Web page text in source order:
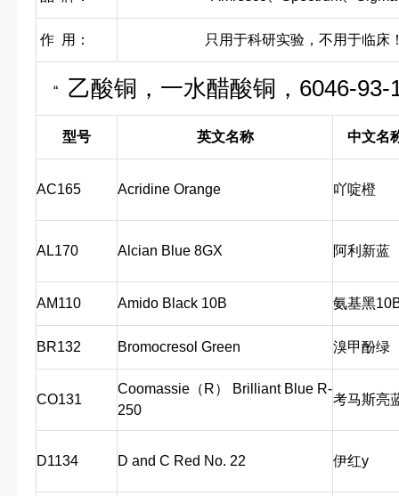
作 用： 只用于科研实验，不用于临床
“ 乙酸铜，一水醋酸铜，6046-93-
型号 英文名称 中文名
AC165 Acridine Orange 吖啶橙
AL170 Alcian Blue 8GX 阿利新蓝
AM110 Amido Black 10B 氨基黑
BR132 Bromocresol Green 溴甲酚绿
CO131
Coomassie（R） Brilliant Blue R-
250
考马斯亮
D1134 D and C Red No. 22 伊红y